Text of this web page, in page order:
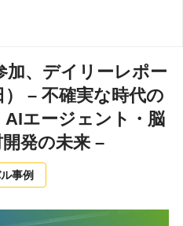
加、デイリーレポー
） – 不確実な時代の
AIエージェント・脳
発の未来 –
事例